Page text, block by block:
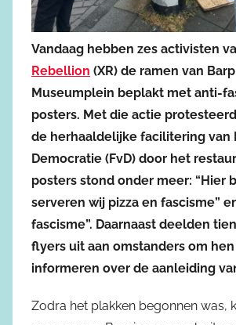
Vandaag hebben zes activisten
Rebellion (XR) de ramen van
Museumplein beplakt met anti-
posters. Met die actie
de herhaaldelijke facilitering van
Democratie (FvD) door het
posters stond onder meer: “Hier
serveren wij pizza en fascisme”
fascisme”. Daarnaast deelden
flyers uit aan omstanders om
informeren over de aanleiding
Zodra het plakken begonnen was,